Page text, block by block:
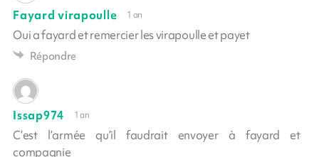
Fayard virapoulle 1 an
Oui a fayard et remercier les virapoulle et payet
Répondre
Issap974 1 an
C’est l’armée qu’il faudrait envoyer à fayard et
compagnie